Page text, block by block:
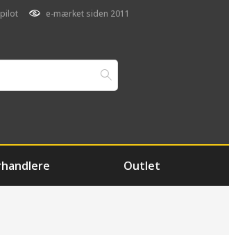
e-mærket siden 2011
Outlet